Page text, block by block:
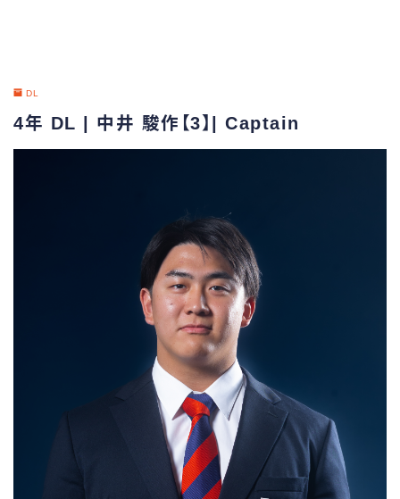
DL
4年 DL | 中井 駿作【3】| Captain